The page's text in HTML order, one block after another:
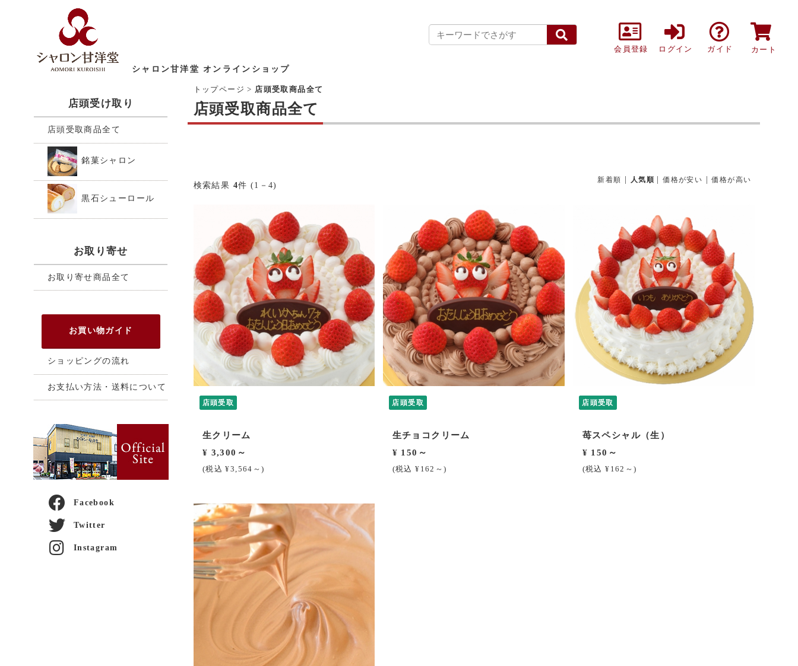
会員登録 ログイン ガイド カート
シャロン甘洋堂 オンラインショップ
店頭受け取り
店頭受取商品全て
銘菓シャロン
黒石シューロール
お取り寄せ
お取り寄せ商品全て
お買い物ガイド
ショッピングの流れ
お支払い方法・送料について
Facebook
Twitter
Instagram
トップページ > 店頭受取商品全て
店頭受取商品全て
検索結果 4件 (1－4)
新着順 人気順 |価格が安い |価格が高い
店頭受取
生クリーム
¥ 3,300～
(税込 ¥3,564～)
店頭受取
生チョコクリーム
¥ 150～
(税込 ¥162～)
店頭受取
苺スペシャル（生）
¥ 150～
(税込 ¥162～)